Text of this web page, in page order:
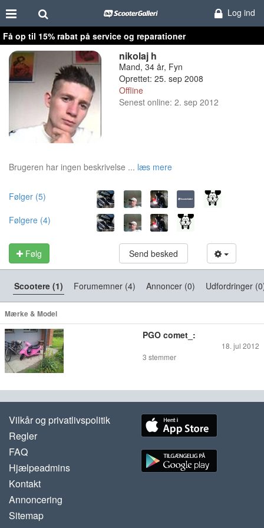
Log ind
Få op til 15% rabat på service og reparationer
nikolaj h
Mand, 34 år, Fyn
Oprettet: 25. sep 2008
Offline
Senest online: 2. sep 2012
Brugeren har ingen beskrivelse ... læs mere
Følger (5)
Følgere (4)
Følg Send besked
Scootere (1) Forumemner (4) Annoncer (0) Udfordringer
Mærke & Model
PGO comet_:
18. jul 2012
3 stemmer
Vilkår og privatlivspolitik
Regler
FAQ
Hjælpeadmins
Kontakt
Annoncering
Sitemap